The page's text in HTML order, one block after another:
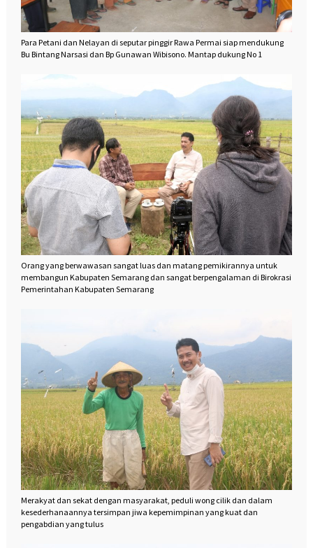
Para Petani dan Nelayan di seputar pinggir Rawa Permai siap mendukung
Bu Bintang Narsasi dan Bp Gunawan Wibisono. Mantap dukung No 1
Orang yang berwawasan sangat luas dan matang pemikirannya untuk
membangun Kabupaten Semarang dan sangat berpengalaman di Birokrasi
Pemerintahan Kabupaten Semarang
Merakyat dan sekat dengan masyarakat, peduli wong cilik dan dalam
kesederhanaannya tersimpan jiwa kepemimpinan yang kuat dan
pengabdian yang tulus